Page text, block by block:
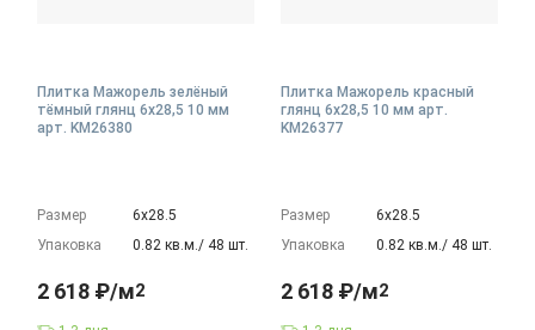
Плитка Мажорель зелёный
тёмный глянц 6x28,5 10 мм
арт. KM26380
Размер
6х28.5
Упаковка
0.82 кв.м./ 48 шт.
2 618 ₽/м2
Плитка Мажорель красный
глянц 6x28,5 10 мм арт.
KM26377
Размер
6х28.5
Упаковка
0.82 кв.м./ 48 шт.
2 618 ₽/м2